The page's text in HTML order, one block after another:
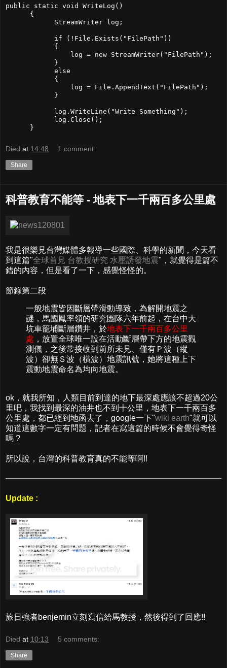
public static void WriteLog()
      {
            StreamWriter log;
            if (!File.Exists("FilePath"))
            {
                log = new StreamWriter("FilePath");
            }
            else
            {
                log = File.AppendText("FilePath");
            }
            log.WriteLine("Write Something");
            log.Close();
Died at 14:48 1 comment:
Share
科普教育不能等 - 地表下一千兩百多公里處
我是很樂見台灣媒體多報導一些國際、科學的新聞，今天看
到這篇"全球首見 台教授研究 水壓誘發地震"，就覺得是篇不
錯的內容，但是看了一下，感覺怪怪的。
節錄第二段
一般地震皆因斷層帶滑動導致，為解開地震之
謎，馬國鳳率領的研究團隊六年前起，在台中大
坑車籠埔斷層鑽井，於地表下一千兩百多公里
處 ，放置全球唯一設在活動斷層帶下方的地震觀
測儀，之後常接收到前所未見、僅有Ｐ波（縱
波）卻無Ｓ波（橫波）地震訊號，她將這種上下
震動地震命名為均向地震。
ok，就我所知，人類目前到達的地下最深處應該不超過20公
里吧，我找到最深的油井也不到十公里，地表下一千兩百多
公里處，都已經到地函去了，google一下"wiki earth"就可以
知道這數字一定有問題，記者在寫這篇的時候不會覺得奇怪
嗎 ?
所以說，台灣的科普教育真的不能等啊!!
Update :
旅日強者benjemin立刻寫信給馬教授，然後得到了回應!!
Died at 10:13 5 comments:
Share